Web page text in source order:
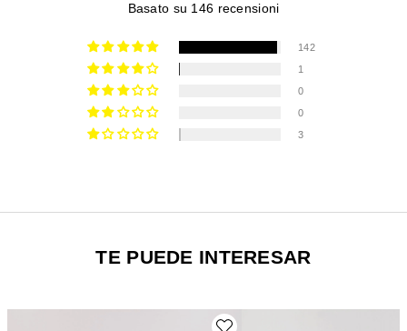
Basato su 146 recensioni
142
1
0
0
3
TE PUEDE INTERESAR